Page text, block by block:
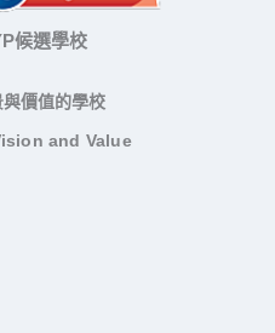
候選學校
價值的學校
and Value